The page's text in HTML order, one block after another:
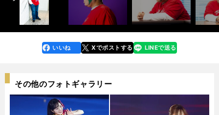
faceboo
k
いいね Xでポストする
line LINEで送る
その他のフォトギャラリー